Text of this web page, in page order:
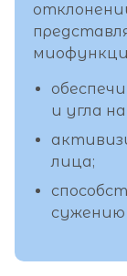
и угла
лица;